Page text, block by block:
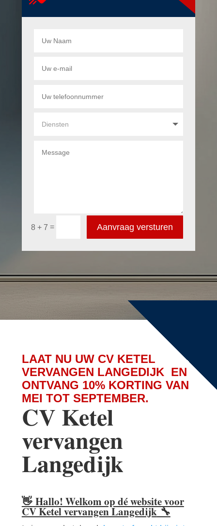
8 + 7 = Aanvraag versturen
LAAT NU UW CV KETEL
VERVANGEN LANGEDIJK EN
ONTVANG 10% KORTING VAN
MEI TOT SEPTEMBER.
CV Ketel
vervangen
Langedijk
👋 Hallo! Welkom op dé website voor
CV Ketel vervangen Langedijk🔧